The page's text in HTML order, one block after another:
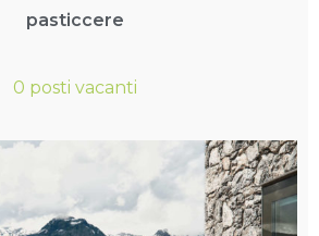
pasticcere
0 posti vacanti